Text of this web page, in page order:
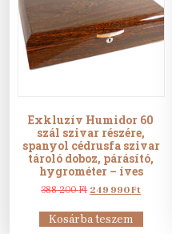
Exkluzív Humidor 60
szál szivar részére,
spanyol cédrusfa szivar
tároló doboz, párásító,
hygrométer – íves
388 200Ft Original
was:
388
249 990FtCurrent
is:
249
Kosárba teszem